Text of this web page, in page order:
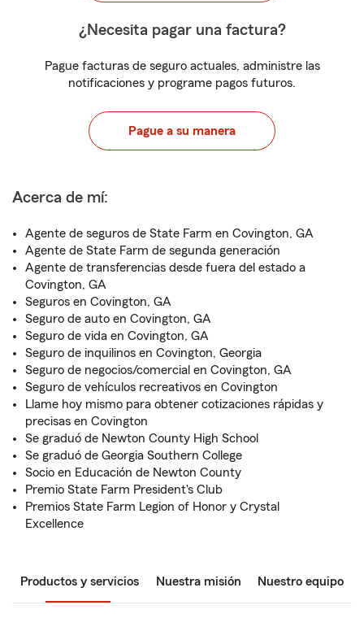
¿Necesita pagar una factura?
Pague facturas de seguro actuales, administre las
notificaciones y programe pagos futuros.
Pague a su manera
Acerca de mí:
Agente de seguros de State Farm en Covington, GA
Agente de State Farm de segunda generación
Agente de transferencias desde fuera del estado a
Covington, GA
Seguros en Covington, GA
Seguro de auto en Covington, GA
Seguro de vida en Covington, GA
Seguro de inquilinos en Covington, Georgia
Seguro de negocios/comercial en Covington, GA
Seguro de vehículos recreativos en Covington
Llame hoy mismo para obtener cotizaciones rápidas y
precisas en Covington
Se graduó de Newton County High School
Se graduó de Georgia Southern College
Socio en Educación de Newton County
Premio State Farm President's Club
Premios State Farm Legion of Honor y Crystal
Excellence
Productos y servicios Nuestra misión Nuestro equipo